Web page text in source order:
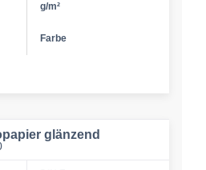
g/m²
Farbe
glänzend